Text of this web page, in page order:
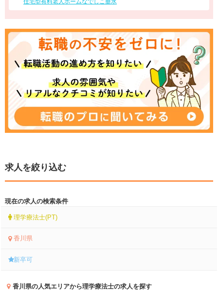
住宅型有料老人ホームなでしこ垂水
求人を絞り込む
現在の求人の検索条件
理学療法士(PT)
香川県
新卒可
香川県の人気エリアから理学療法士の求人を探す